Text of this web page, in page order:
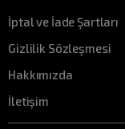
İptal ve İade Şartları
Gizlilik Sözleşmesi
Hakkımızda
İletişim